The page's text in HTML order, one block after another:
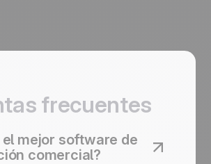
frecuentes
el mejor software de
comercial?